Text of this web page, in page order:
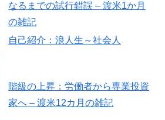
なるまでの試行錯誤 – 渡米1か月
の雑記
自己紹介：浪人生～社会人
階級の上昇：労働者から専業投資
家へ – 渡米12カ月の雑記